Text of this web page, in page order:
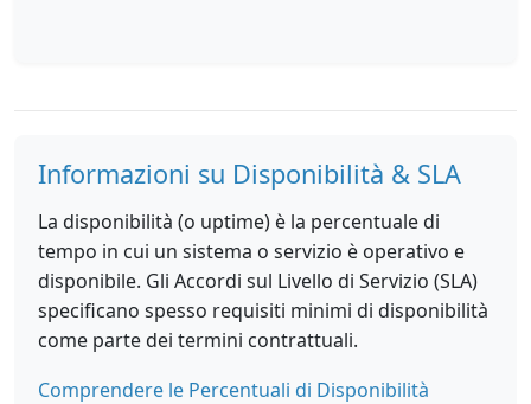
Informazioni su Disponibilità & SLA
La disponibilità (o uptime) è la percentuale di
tempo in cui un sistema o servizio è operativo e
disponibile. Gli Accordi sul Livello di Servizio (SLA)
specificano spesso requisiti minimi di disponibilità
come parte dei termini contrattuali.
Comprendere le Percentuali di Disponibilità